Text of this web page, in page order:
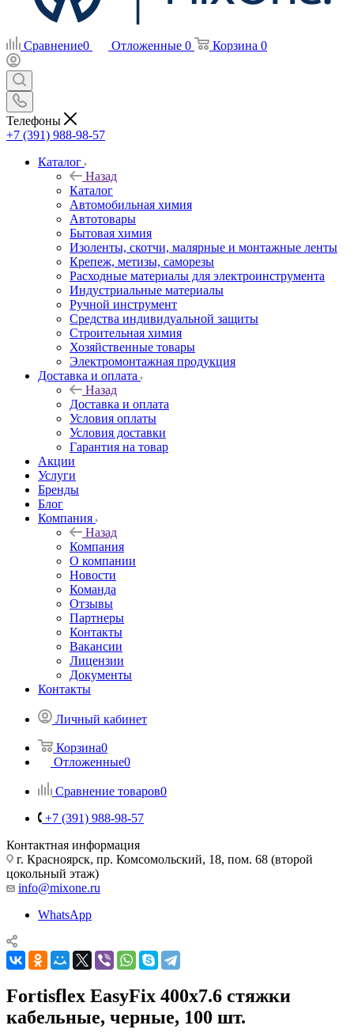
Сравнение0 Отложенные 0 Корзина 0
Телефоны
+7 (391) 988-98-57
Каталог
Назад
Каталог
Автомобильная химия
Автотовары
Бытовая химия
Изоленты, скотчи, малярные и монтажные ленты
Крепеж, метизы, саморезы
Расходные материалы для электроинструмента
Индустриальные материалы
Ручной инструмент
Средства индивидуальной защиты
Строительная химия
Хозяйственные товары
Электромонтажная продукция
Доставка и оплата
Назад
Доставка и оплата
Условия оплаты
Условия доставки
Гарантия на товар
Акции
Услуги
Бренды
Блог
Компания
Назад
Компания
О компании
Новости
Команда
Отзывы
Партнеры
Контакты
Вакансии
Лицензии
Документы
Контакты
Личный кабинет
Корзина0
Отложенные0
Сравнение товаров0
+7 (391) 988-98-57
Контактная информация
г. Красноярск, пр. Комсомольский, 18, пом. 68 (второй
цокольный этаж)
info@mixone.ru
WhatsApp
Fortisflex EasyFix 400x7.6 стяжки
кабельные, черные, 100 шт.